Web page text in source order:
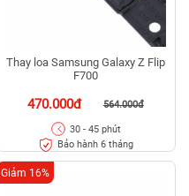
Thay loa Samsung Galaxy Z Flip
F700
470.000đ 564.000đ
30 - 45 phút
Bảo hành 6 tháng
Giảm 16%